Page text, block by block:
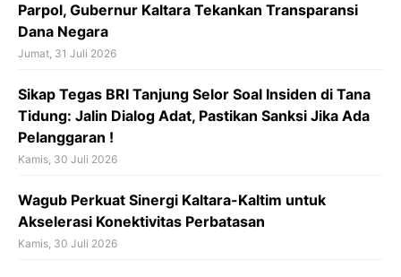
Parpol, Gubernur Kaltara Tekankan Transparansi
Dana Negara
Jumat, 31 Juli 2026
Sikap Tegas BRI Tanjung Selor Soal Insiden di Tana
Tidung: Jalin Dialog Adat, Pastikan Sanksi Jika Ada
Pelanggaran !
Kamis, 30 Juli 2026
Wagub Perkuat Sinergi Kaltara-Kaltim untuk
Akselerasi Konektivitas Perbatasan
Kamis, 30 Juli 2026